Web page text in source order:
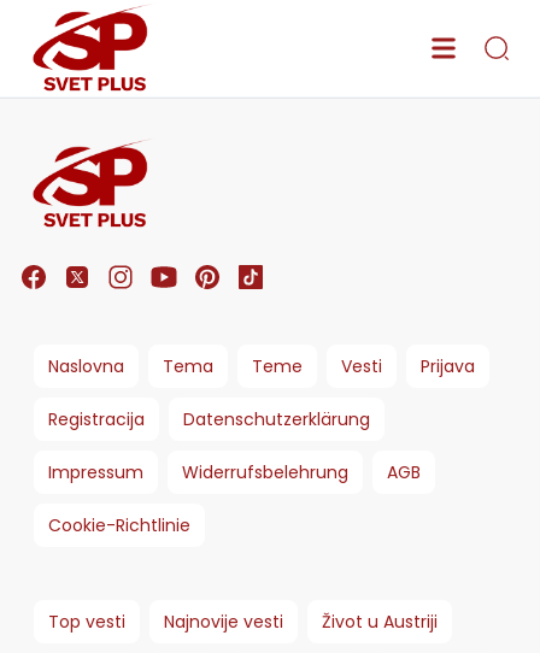
Naslovna Tema Teme Vesti Prijava
Registracija Datenschutzerklärung
Impressum Widerrufsbelehrung AGB
Cookie-Richtlinie
Top vesti Najnovije vesti Život u Austriji